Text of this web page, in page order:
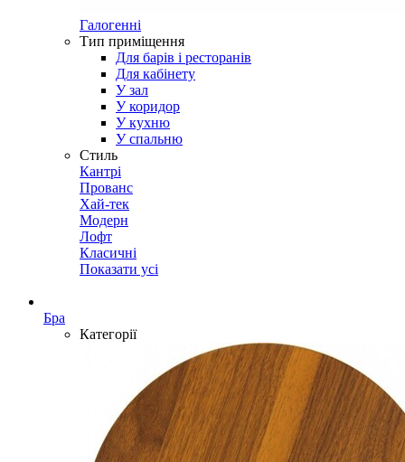
Галогенні
Тип приміщення
Для барів і ресторанів
Для кабінету
У зал
У коридор
У кухню
У спальню
Стиль
Кантрі
Прованс
Хай-тек
Модерн
Лофт
Класичні
Показати усі
Бра
Категорії